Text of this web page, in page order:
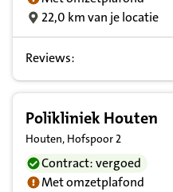
22,0 km van je locatie
Reviews:
Polikliniek Houten
Houten, Hofspoor 2
Contract: vergoed
Met omzetplafond